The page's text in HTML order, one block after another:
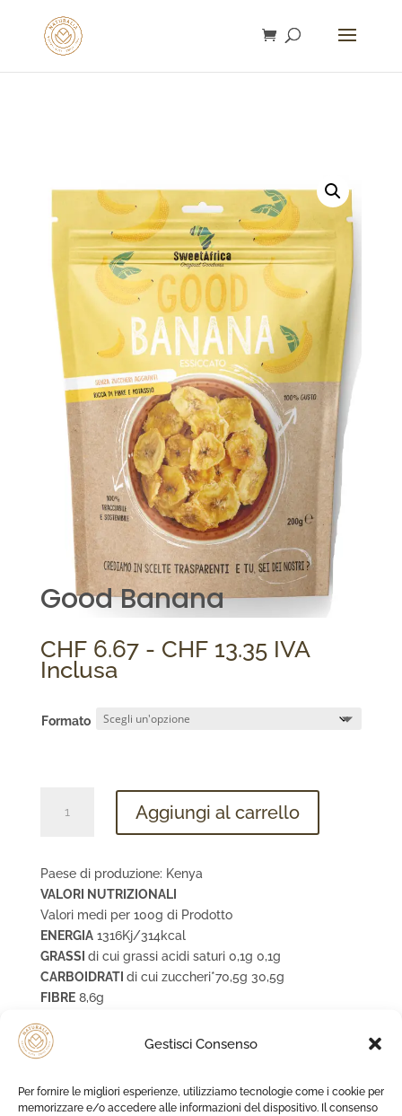
Gestisci Consenso
Per fornire le migliori esperienze, utilizziamo tecnologie come i cookie per
memorizzare e/o accedere alle informazioni del dispositivo. Il consenso
Good Banana
CHF6.67 - CHF13.35Fascia
CHF 6.67
IVA
Inclusa
Formato
Banana
Aggiungi al carrello
Paese di produzione: Kenya
VALORI NUTRIZIONALI
Valori medi per 100g di Prodotto
ENERGIA1316Kj/314kcal
GRASSI di cui grassi acidi saturi 0,1g 0,1g
CARBOIDRATI di cui zuccheri*70,5g 30,5g
FIBRE8,6g
SALE
POTASSIO
il contenuto di sale è dovuto esclusivamente al